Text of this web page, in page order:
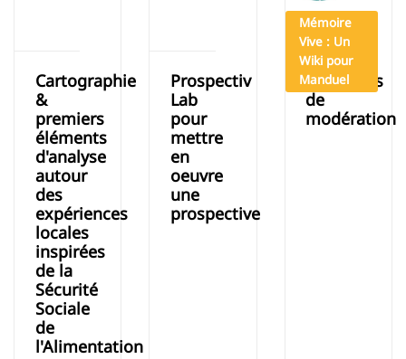
Cartographie
&
premiers
éléments
d'analyse
autour
des
expériences
locales
inspirées
de la
Sécurité
Sociale
de
l'Alimentation
Prospectiv
Lab
pour
mettre
en
oeuvre
une
prospective
processus
de
modération
Mémoire
Vive : Un
Wiki pour
Manduel